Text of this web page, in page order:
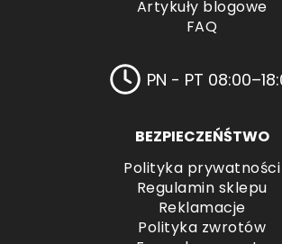
Artykuły blogowe
FAQ
PN - PT
BEZPIECZEŃŚTWO
Polityka prywatności
Regulamin sklepu
Reklamacje
Polityka zwrotów